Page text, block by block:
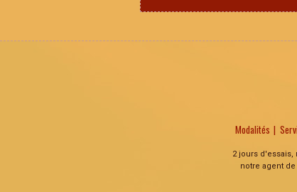
Modalités
2 jours d'essais,
notre agent